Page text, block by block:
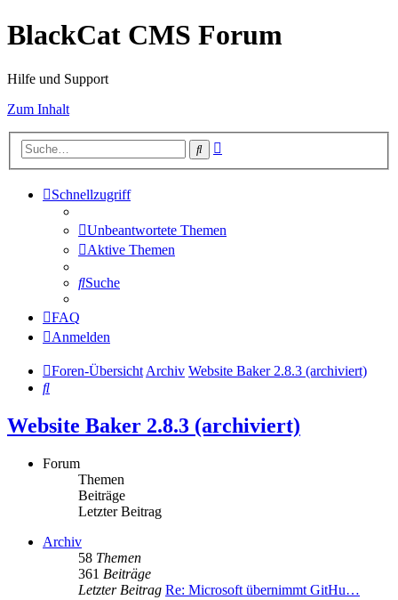
BlackCat CMS Forum
Hilfe und Support
Zum Inhalt
Suche
Schnellzugriff
Unbeantwortete Themen
Aktive Themen
Suche
FAQ
Anmelden
Foren-ÜbersichtArchiv Website Baker 2.8.3 (archiviert)
Suche
Website Baker 2.8.3 (archiviert)
Forum
Themen
Beiträge
Letzter Beitrag
Archiv
58 Themen
361 Beiträge
Letzter Beitrag Re: Microsoft übernimmt GitHu…